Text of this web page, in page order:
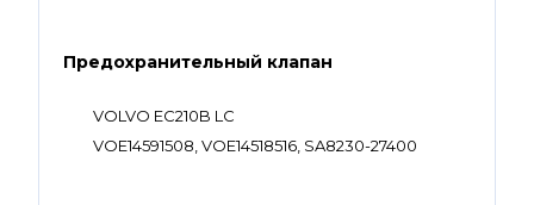
Предохранительный клапан
VOLVO EC210B LC
VOE14591508, VOE14518516, SA8230-27400